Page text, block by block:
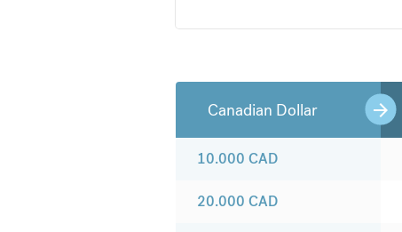
Canadian Dollar
10.000 CAD
20.000 CAD